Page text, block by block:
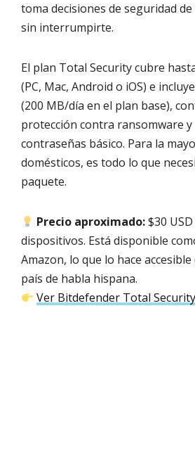
toma decisiones de seguridad
sin interrumpirte.
El plan Total Security cubre
(PC, Mac, Android o iOS) e
(200 MB/día en el plan base),
protección contra ransomware
contraseñas básico. Para la
domésticos, es todo lo que
paquete.
Precio aproximado:$30
dispositivos. Está disponible
Amazon, lo que lo hace
país de habla hispana.
Ver Bitdefender Total Security